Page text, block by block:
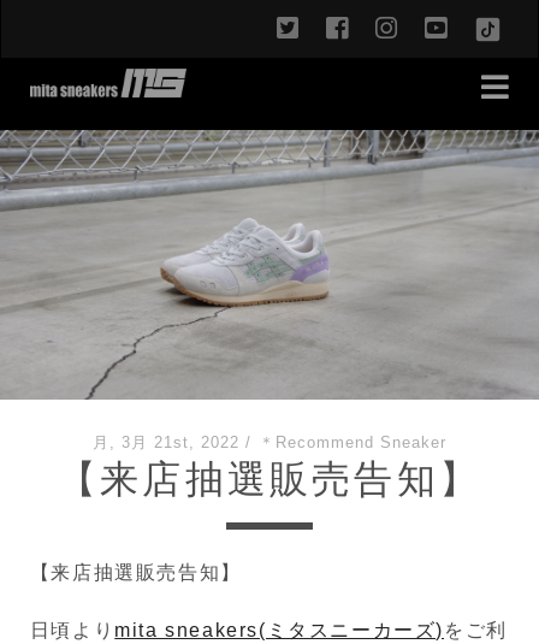
twitterfacebookinstagram
月, 3月 21st, 2022 / ＊Recommend Sneaker
【来店抽選販売告知】
【来店抽選販売告知】
日頃より mita sneakers(ミタスニーカーズ) をご利